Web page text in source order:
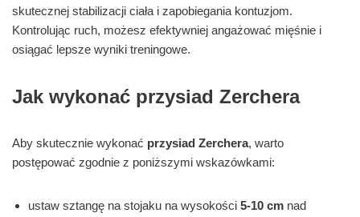
skutecznej stabilizacji ciała i zapobiegania kontuzjom.
Kontrolując ruch, możesz efektywniej angażować mięśnie i
osiągać lepsze wyniki treningowe.
Jak wykonać przysiad Zerchera
Aby skutecznie wykonać przysiad Zerchera, warto
postępować zgodnie z poniższymi wskazówkami:
ustaw sztangę na stojaku na wysokości 5-10 cm nad